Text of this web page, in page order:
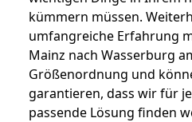
kümmern müssen.
umfangreiche Erfahrung
Mainz nach Wasserburg
Größenordnung und
garantieren, dass wir für
passende Lösung finden